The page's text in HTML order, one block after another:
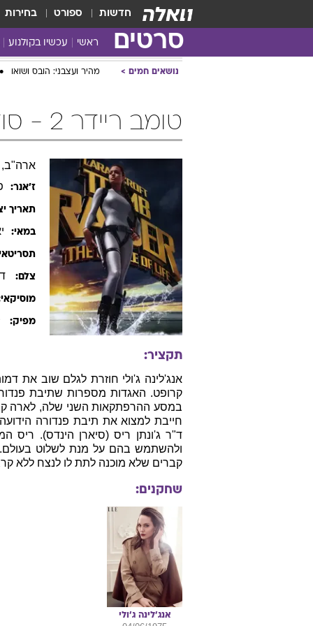
חדשות ספורט בחירות
סרטים ראשי עכשיו בקולנוע
נושאים חמים מהיר ועצבני: הובס ושואו
טומב ריידר 2 - סוד החיים
ארה"ב, 2003, אנגלית, 113
במאי:
צלם:
מוסיקאי:
תקציר:
אנג'לינה ג'ולי חוזרת לגלם שוב את
קרופט. האגדות מספרות שתיבת
במסע ההרפתקאות השני שלה, לארה
חייבת למצוא את תיבת פנדורה
ד"ר ג'ונתן ריס (סיארן הינדס). ריס
ולהשתמש בהם על מנת לשלוט בעולם.
קברים שלא מוכנה לתת לו לנצח ללא